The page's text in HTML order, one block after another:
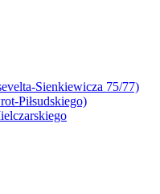
Sienkiewicza 75/77)
Piłsudskiego)